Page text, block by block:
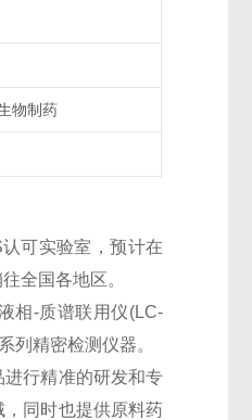
物制药
可实验室，预计在
全国各地区。
相-质谱联用仪(LC-
列精密检测仪器。
行精准的研发和专
同时也提供原料药